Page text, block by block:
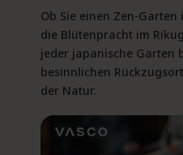
Ob Sie einen Zen-
die Blütenpracht im
jeder japanische Garten
besinnlichen
der Natur.